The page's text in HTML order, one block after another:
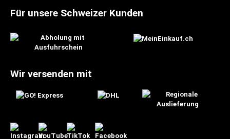
Für unsere Schweizer Kunden
Wir versenden mit